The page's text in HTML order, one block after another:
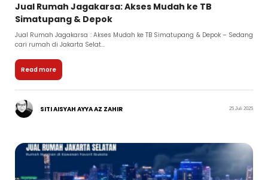
Jual Rumah Jagakarsa: Akses Mudah ke TB
Simatupang & Depok
Jual Rumah Jagakarsa : Akses Mudah ke TB Simatupang & Depok – Sedang
cari rumah di Jakarta Selat...
Read more
SITI AISYAH AYYA AZ ZAHIR 25 Juli 2025